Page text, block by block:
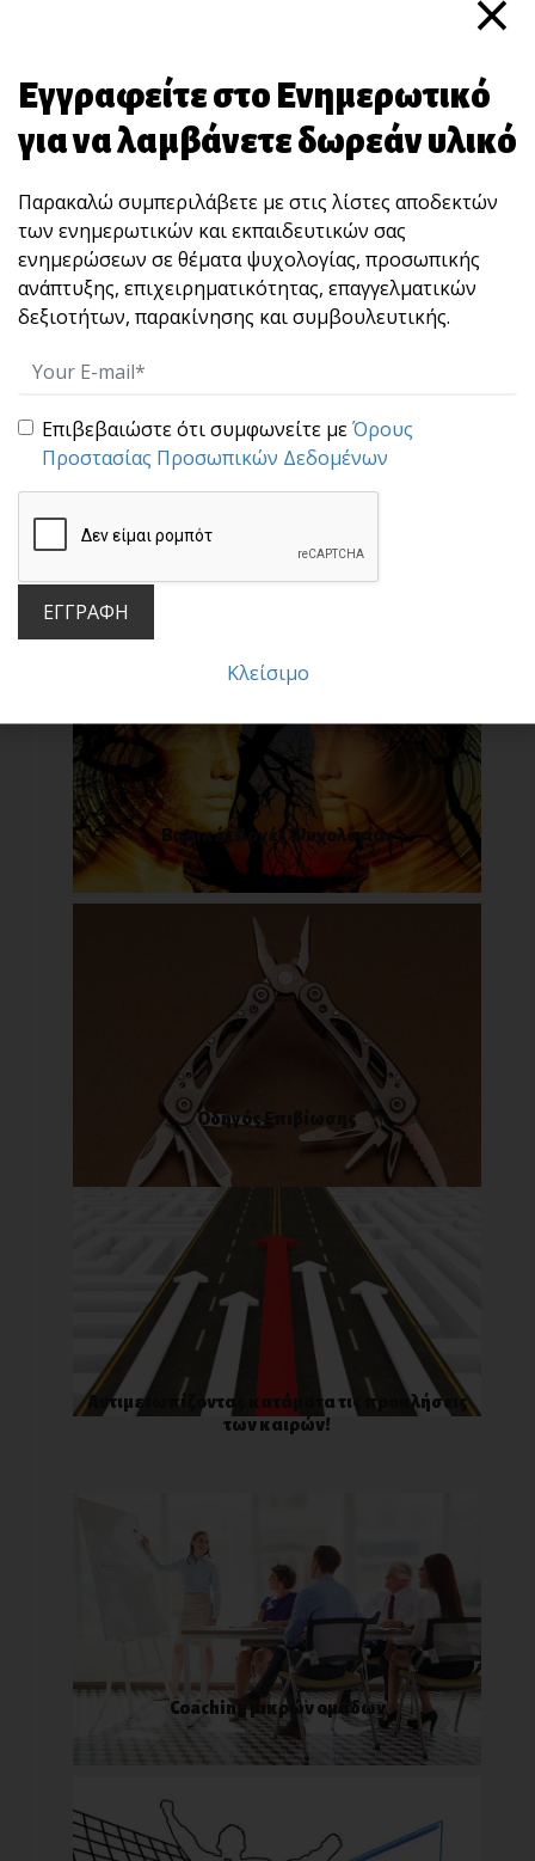
Εξυπηρέτηση Πελάτών & Επικοινωνία
Motivational Leadership
Βασικές Αρχές Ψυχολογίας
Οδηγός Επιβίωσης
Αντιμετωπίζοντας κατάματα τις προκλήσεις
των καιρών!
Coaching μικρών ομάδων
Εγγραφείτε στο Ενημερωτικό
για να λαμβάνετε δωρεάν υλικό
Παρακαλώ συμπεριλάβετε με στις λίστες αποδεκτών
των ενημερωτικών και εκπαιδευτικών σας
ενημερώσεων σε θέματα ψυχολογίας, προσωπικής
ανάπτυξης, επιχειρηματικότητας, επαγγελματικών
δεξιοτήτων, παρακίνησης και συμβουλευτικής.
Επιβεβαιώστε ότι συμφωνείτε μεΌρους
Προστασίας Προσωπικών Δεδομένων
ΕΓΓΡΑΦΗ
Κλείσιμο